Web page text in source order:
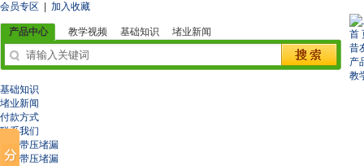
会员专区 加入收藏
产品中心 教学视频 基础知识 堵业新闻
首
昔
产
教
基础知识
堵业新闻
付款方式
联系我们
管道带压堵漏
容器带压堵漏